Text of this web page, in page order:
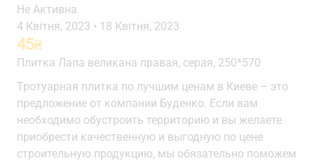
Не Активна
4 Квітня, 2023 • 18 Квітня, 2023
45₴
Плитка Лапа великана правая, серая, 250*570
Тротуарная плитка по лучшим ценам в Киеве – это
предложение от компании Буденко. Если вам
необходимо обустроить территорию и вы желаете
приобрести качественную и выгодную по цене
строительную продукцию, мы обязательно поможем